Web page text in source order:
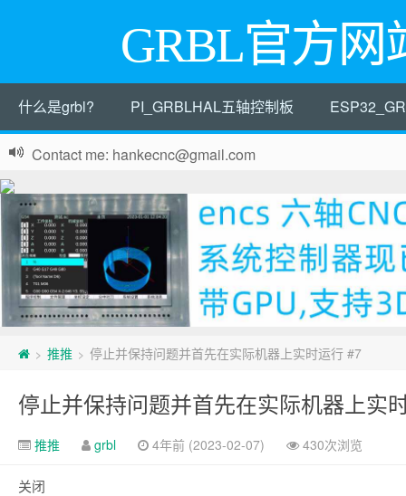
GRBL官方网
什么是grbl? PI_GRBLHAL五轴控制板
Contact me: hankecnc@gmail.com
> 推推 > 停止并保持问题并首先在实际机器上实时运行 #7
停止并保持问题并首先在实际机器上实
推推 grbl 4年前 (2023-02-07) 430次浏览
关闭